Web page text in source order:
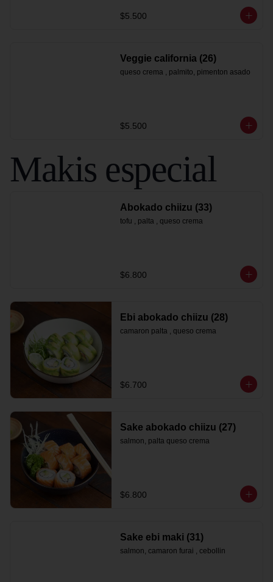
$5.500
Veggie california (26)
queso crema , palmito, pimenton asado
$5.500
Makis especial
Abokado chiizu (33)
tofu , palta , queso crema
$6.800
Ebi abokado chiizu (28)
camaron palta , queso crema
$6.700
Sake abokado chiizu (27)
salmon, palta queso crema
$6.800
Sake ebi maki (31)
salmon, camaron furai , cebollin